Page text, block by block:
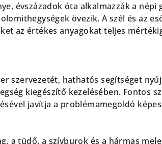
évszázadok óta alkalmazzák a
övezik. A szél és az
az értékes anyagokat teljes
szervezetét, hathatós segítséget
kiegészítő kezelésében. Fontos
javítja a problémamegoldó
a tüdő, a szívburok és a hármas